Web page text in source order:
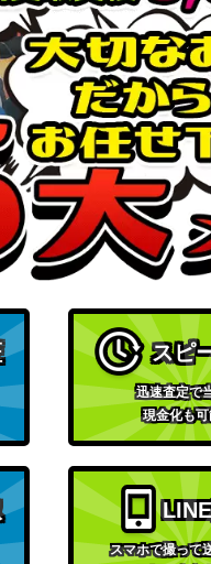
スピ
迅速査定で
現金化も
スマホで撮って